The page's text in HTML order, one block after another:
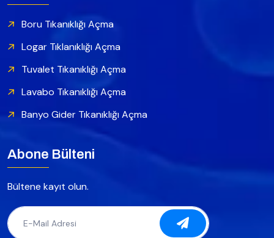
Boru Tıkanıklığı Açma
Logar Tıklanıklığı Açma
Tuvalet Tıkanıklığı Açma
Lavabo Tıkanıklığı Açma
Banyo Gider Tıkanıklığı Açma
Abone Bülteni
Bültene kayıt olun.